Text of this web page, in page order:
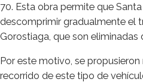
70. Esta obra permite que
descomprimir gradualmente el
Gorostiaga, que son
Por este motivo, se
recorrido de este tipo de